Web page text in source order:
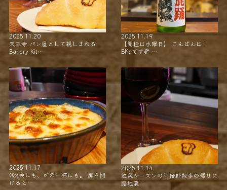
2025.11.20
天王寺 パン屋として親しまれる
Bakery Kit…
2025.11.19
【開栓は水曜日】 こんばんは！
BKaです🥐 …
2025.11.17
0次会にも、〆の一杯にも。 扉を開
けると…
2025.11.14
紅葉シーズンの阿倍野散歩の帰りに
路地裏…